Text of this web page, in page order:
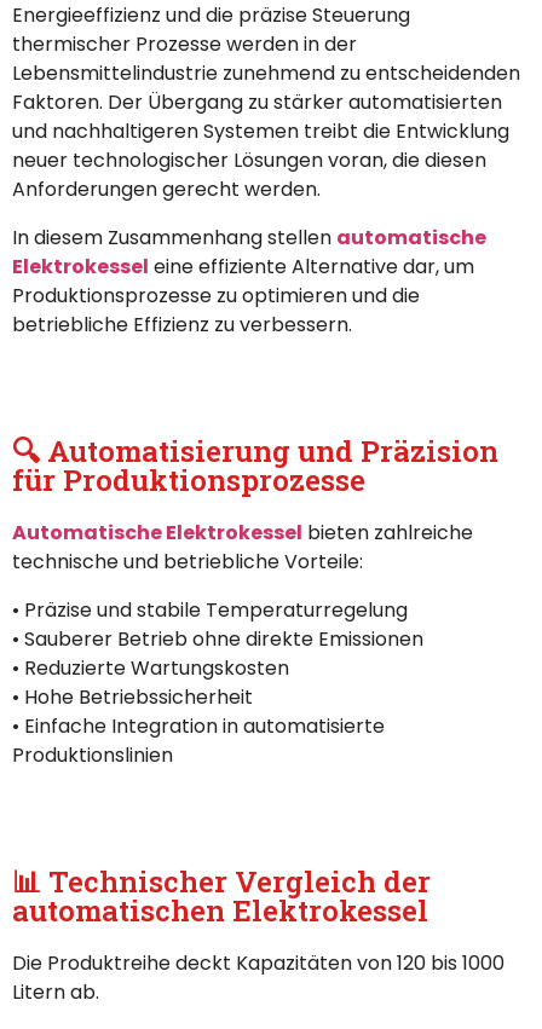
Energieeffizienz und die präzise Steuerung
thermischer Prozesse werden in der
Lebensmittelindustrie zunehmend zu entscheidenden
Faktoren. Der Übergang zu stärker automatisierten
und nachhaltigeren Systemen treibt die Entwicklung
neuer technologischer Lösungen voran, die diesen
Anforderungen gerecht werden.
In diesem Zusammenhang stellen automatische
Elektrokessel eine effiziente Alternative dar, um
Produktionsprozesse zu optimieren und die
betriebliche Effizienz zu verbessern.
🔍 Automatisierung und Präzision
für Produktionsprozesse
Automatische Elektrokessel bieten zahlreiche
technische und betriebliche Vorteile:
• Präzise und stabile Temperaturregelung
• Sauberer Betrieb ohne direkte Emissionen
• Reduzierte Wartungskosten
• Hohe Betriebssicherheit
• Einfache Integration in automatisierte
Produktionslinien
📊 Technischer Vergleich der
automatischen Elektrokessel
Die Produktreihe deckt Kapazitäten von 120 bis 1000
Litern ab.